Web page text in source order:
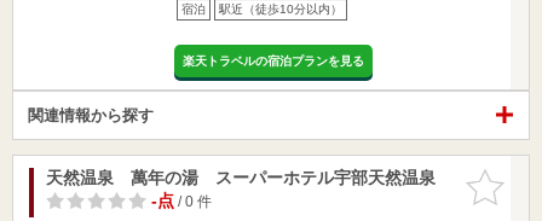
宿泊 駅近（徒歩10分以内）
楽天トラベルの宿泊プランを見る
関連情報から探す
お気に入
りに追加
天然温泉 萬年の湯 スーパーホテル宇部天然温泉
-点/ 0 件